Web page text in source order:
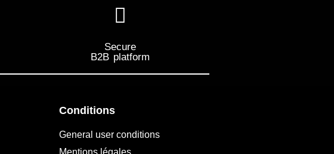
Secure
B2B platform
Conditions
General user conditions
Mentions légales